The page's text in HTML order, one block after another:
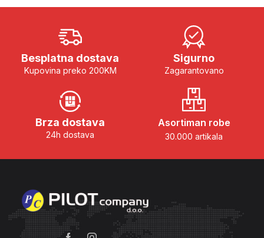
Besplatna dostava
Kupovina preko 200KM
Sigurno
Zagarantovano
Brza dostava
24h dostava
Asortiman robe
30.000 artikala